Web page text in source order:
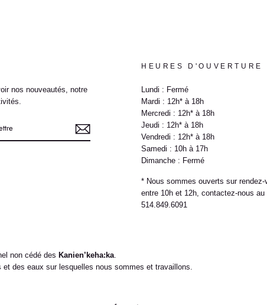
nos nouveautés, notre
HEURES D'OUVERTURE
Lundi : Fermé
Mardi : 12h* à 18h
Mercredi : 12h* à 18h
Jeudi : 12h* à 18h
Vendredi : 12h* à 18h
Samedi : 10h à 17h
Dimanche : Fermé
* Nous sommes ouverts sur rendez-
entre 10h et 12h, contactez-nous au
514.849.6091
non cédé des Kanien’keha:ka
des eaux sur lesquelles nous sommes et travaillons.